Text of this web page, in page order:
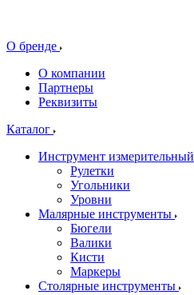
О бренде
О компании
Партнеры
Реквизиты
Каталог
Инструмент измерительный
Рулетки
Угольники
Уровни
Малярные инструменты
Бюгели
Валики
Кисти
Маркеры
Столярные инструменты